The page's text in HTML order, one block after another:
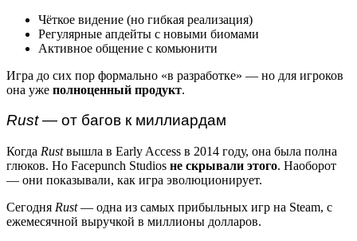
Чёткое видение (но гибкая реализация)
Регулярные апдейты с новыми биомами
Активное общение с комьюнити
Игра до сих пор формально «в разработке» — но для игроков
она уже полноценный продукт.
Rust— от багов к миллиардам
Когда Rustвышла в Early Access в 2014 году, она была полна
глюков. Но Facepunch Studios не скрывали этого. Наоборот
— они показывали, как игра эволюционирует.
Сегодня Rust— одна из самых прибыльных игр на Steam, с
ежемесячной выручкой в миллионы долларов.